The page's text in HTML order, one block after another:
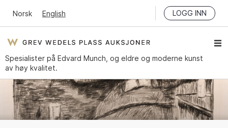
Norsk English LOGG INN
Spesialister på Edvard Munch, og eldre og moderne kunst
av høy kvalitet.